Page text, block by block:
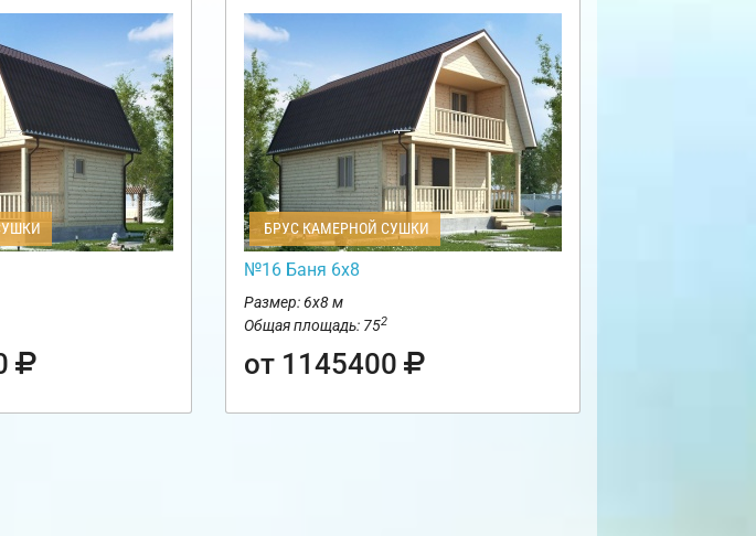
БРУС КАМЕРНОЙ СУШКИ
№16 Баня 6х8
Размер: 6х8 м
Общая площадь: 752
от 1145400